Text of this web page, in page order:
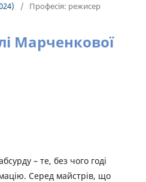
/ Професія: режисер
Марченкової
– те, без чого годі
Серед майстрів, що